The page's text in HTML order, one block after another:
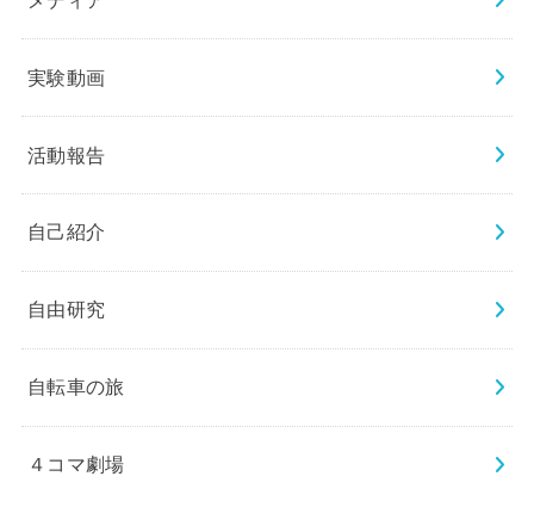
実験動画
活動報告
自己紹介
自由研究
自転車の旅
４コマ劇場